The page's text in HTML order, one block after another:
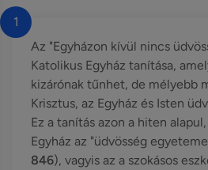
1
Az "Egyházon kívül nincs
Katolikus Egyház tanítása,
kizárónak tűnhet, de mélyebb
Krisztus, az Egyház és Isten
Ez a tanítás azon a hiten
Egyház az "üdvösség
846), vagyis az a szokásos